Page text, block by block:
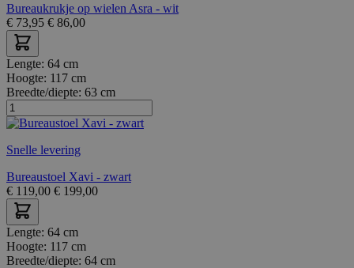
Bureaukrukje op wielen Asra - wit
€ 73,95 € 86,00
Lengte: 64 cm
Hoogte: 117 cm
Breedte/diepte: 63 cm
Snelle levering
Bureaustoel Xavi - zwart
€ 119,00 € 199,00
Lengte: 64 cm
Hoogte: 117 cm
Breedte/diepte: 64 cm